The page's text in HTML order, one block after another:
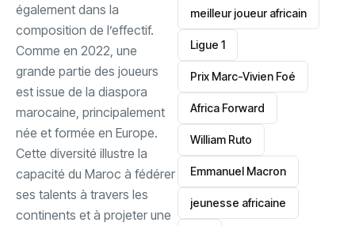
également dans la
composition de l’effectif.
Comme en 2022, une
grande partie des joueurs
est issue de la diaspora
marocaine, principalement
née et formée en Europe.
Cette diversité illustre la
capacité du Maroc à fédérer
ses talents à travers les
continents et à projeter une
meilleur joueur africain
Ligue 1
Prix Marc-Vivien Foé
‎Africa Forward
William Ruto
Emmanuel Macron
jeunesse africaine